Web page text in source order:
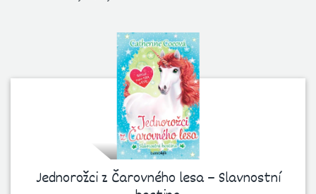
Jednorožci z Čarovného lesa – Slavnostní